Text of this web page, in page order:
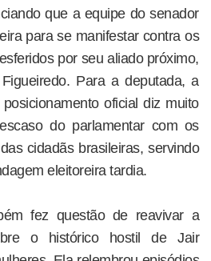
que a equipe do senador
para se manifestar contra os
por seu aliado próximo,
Para a deputada, a
oficial diz muito
do parlamentar com os
cidadãs brasileiras, servindo
eleitoreira tardia.
fez questão de reavivar a
o histórico hostil de Jair